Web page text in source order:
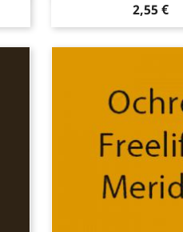
2,55 €